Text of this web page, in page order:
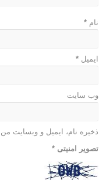
نام*
ایمیل*
وب‌ سایت
ذخیره نام، ایمیل و وبسایت
تصویر امنیتی*